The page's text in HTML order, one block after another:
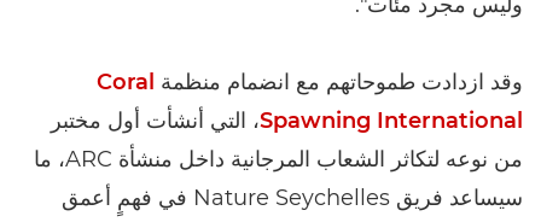
وقد ازدادت طموحاتهم مع انضمام منظمة Coral
Spawning International، التي أنشأت أول مختبر
من نوعه لتكاثر الشعاب المرجانية داخل منشأة ARC، ما
سيساعد فريق Nature Seychelles في فهمٍ أعمق